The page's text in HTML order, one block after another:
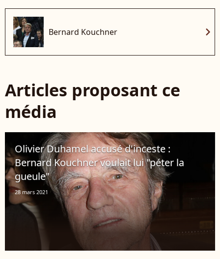
Bernard Kouchner chevron_right
Articles proposant ce
média
Olivier Duhamel accusé d'inceste :
Bernard Kouchner voulait lui "péter la
gueule"
28 mars 2021